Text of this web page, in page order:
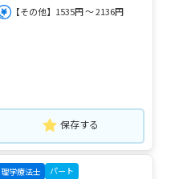
【その他】1535円 ～ 2136円
保存する
理学療法士 パート